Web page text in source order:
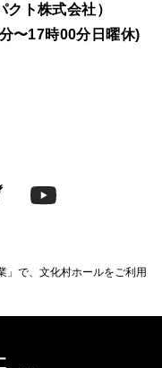
ト株式会社）
〜17時00分日曜休)
」で、文化村ホールをご利用